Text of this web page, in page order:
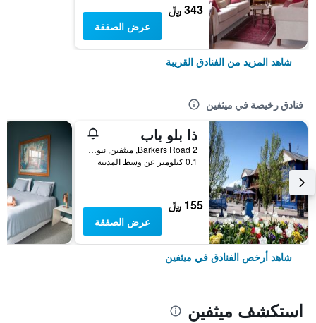
343 ﷼
عرض الصفقة
شاهد المزيد من الفنادق القريبة
فنادق رخيصة في ميثفين
ذا بلو باب
2 Barkers Road, ميثفين, نيوزيلندا
0.1 كيلومتر عن وسط المدينة
155 ﷼
عرض الصفقة
شاهد أرخص الفنادق في ميثفين
استكشف ميثفين